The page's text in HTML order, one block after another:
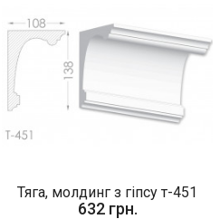
Тяга, молдинг з гіпсу т-451
632 грн.